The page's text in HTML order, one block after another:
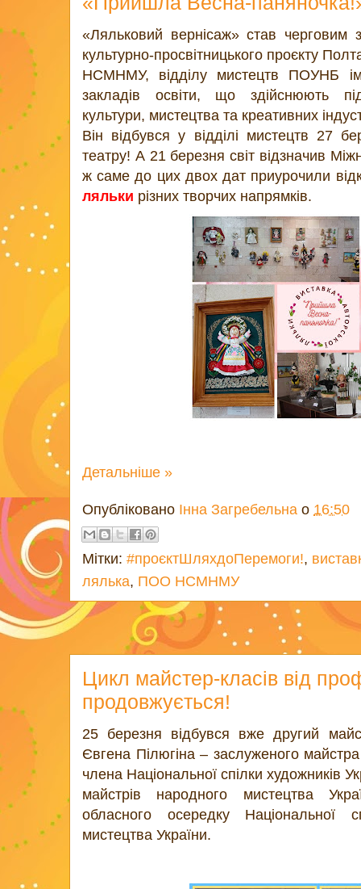
«Ляльковий вернісаж» став черговим
культурно-просвітницького проєкту
НСМНМУ, відділу мистецтв ПОУНБ
закладів освіти, що здійснюють
культури, мистецтва та креативних
Він відбувся у відділі мистецтв 27
театру! А 21 березня світ відзначив
ж саме до цих двох дат приурочили
ляльки різних творчих напрямків.
Детальніше »
Опубліковано Інна Загребельна о 16:50
Мітки: #проєктШляхдоПеремоги!,
лялька, ПОО НСМНМУ
Цикл майстер-класів від
продовжується!
25 березня відбувся вже другий
Євгена Пілюгіна – заслуженого майстра
члена Національної спілки художників
майстрів народного мистецтва
обласного осередку Національної
мистецтва України.